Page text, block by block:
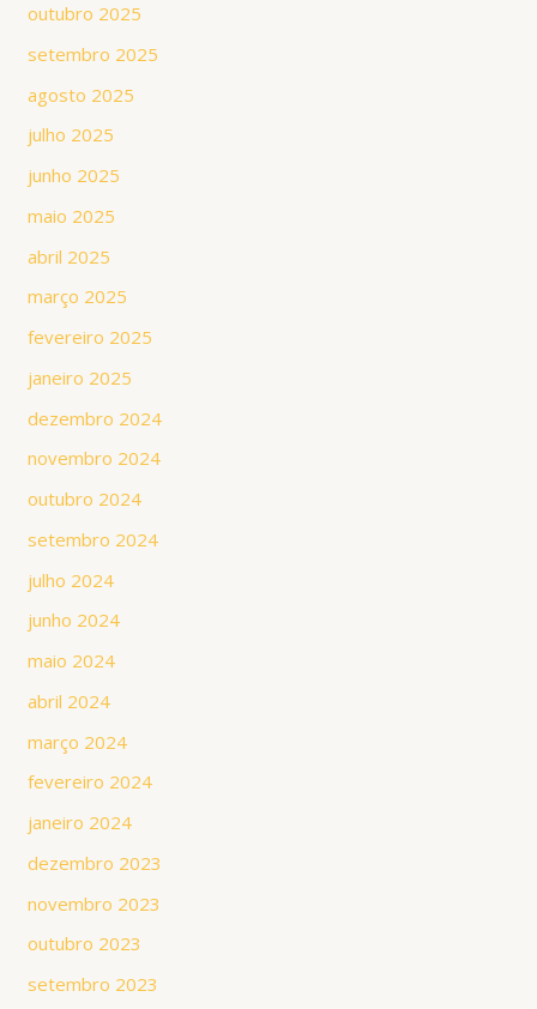
outubro 2025
setembro 2025
agosto 2025
julho 2025
junho 2025
maio 2025
abril 2025
março 2025
fevereiro 2025
janeiro 2025
dezembro 2024
novembro 2024
outubro 2024
setembro 2024
julho 2024
junho 2024
maio 2024
abril 2024
março 2024
fevereiro 2024
janeiro 2024
dezembro 2023
novembro 2023
outubro 2023
setembro 2023